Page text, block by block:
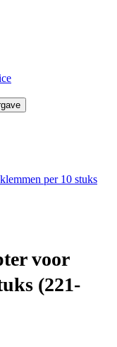
per 10 stuks
voor
(221-